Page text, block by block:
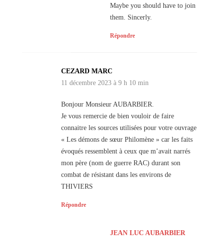
Maybe you should have to join
them. Sincerly.
Répondre
CEZARD MARC
11 décembre 2023 à 9 h 10 min
Bonjour Monsieur AUBARBIER.
Je vous remercie de bien vouloir de faire
connaitre les sources utilisées pour votre ouvrage
« Les démons de sœur Philomène » car les faits
évoqués ressemblent à ceux que m’avait narrés
mon père (nom de guerre RAC) durant son
combat de résistant dans les environs de
THIVIERS
Répondre
JEAN LUC AUBARBIER